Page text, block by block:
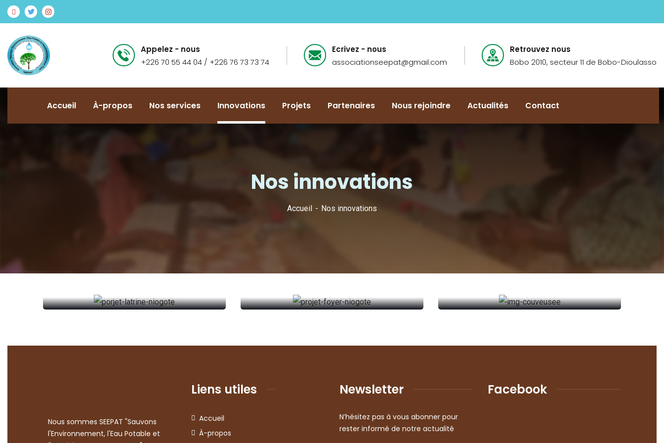
Appelez - nous
+226 70 55 44 04 / +226 76 73 73 74
Ecrivez - nous
associationseepat@gmail.com
Retrouvez nous
Bobo 2010, secteur 11 de Bobo-Dioulasso
Accueil À-propos Nos services Innovations Projets Partenaires Nous rejoindre Actualités Contact
Nos innovations
Accueil Nos innovations
Foyers améliorés niogontè
Nous sommes SEEPAT "Sauvons
l'Environnement, l'Eau Potable et
Liens utiles
Accueil
À-propos
Newsletter
N’hésitez pas à vous abonner pour
rester informé de notre actualité
Facebook